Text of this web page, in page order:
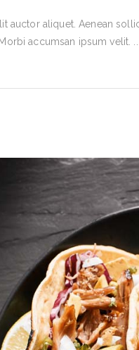
auctor aliquet. Aenean
accumsan ipsum velit.